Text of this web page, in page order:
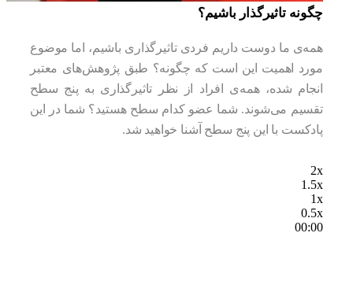
چگونه تاثیرگذار باشیم؟
همه‌ی ما دوست داریم فردی تاثیرگذاری باشیم، اما موضوع
مورد اهمیت این است که چگونه؟ طبق پژوهش‌های معتبر
انجام شده، همه‌ی افراد از نظر تاثیرگذاری به پنج سطح
تقسیم می‌شوند. شما عضو کدام سطح هستید؟ شما در این
پادکست با این پنج سطح آشنا خواهید شد.
00:00